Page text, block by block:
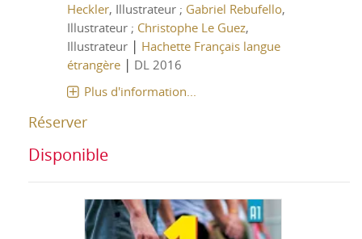
Heckler, Illustrateur ; Gabriel Rebufello,
Illustrateur ; Christophe Le Guez,
Illustrateur | Hachette Français langue
étrangère| DL 2016
Plus d'information...
Réserver
Disponible